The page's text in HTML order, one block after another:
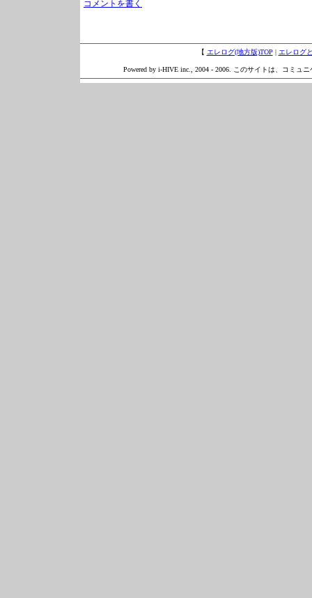
コメントを書く
【 エレログ(地方版)TOP | エレログ
Powered by i-HIVE inc., 2004 - 2006. このサイトは、コミュ